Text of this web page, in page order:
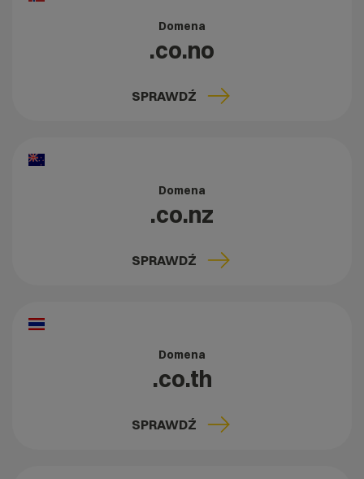
Domena
.co.no
SPRAWDŹ
Domena
.co.nz
SPRAWDŹ
Domena
.co.th
SPRAWDŹ